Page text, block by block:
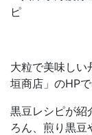
ピ
大粒で美味しい
垣商店」のHP
黒豆レシピが紹
ろん、煎り黒豆